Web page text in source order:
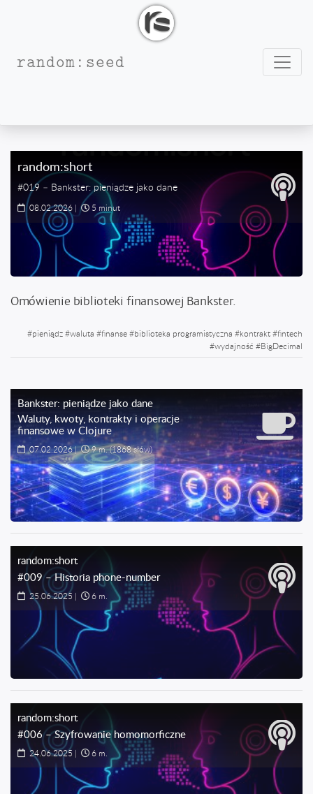
random:seed
random:short
#019 – Bankster: pieniądze jako dane
08.02.2026 | 5 minut
Omówienie biblioteki finansowej Bankster.
#pieniądz#waluta #finanse#biblioteka programistyczna #kontrakt#fintech
#wydajność #BigDecimal
Bankster: pieniądze jako dane
Waluty, kwoty, kontrakty i operacje
finansowe w Clojure
07.02.2026| 9 m.(1868 słów)
random:short
#009 – Historia phone-number
25.06.2025 | 6 m.
random:short
#006 – Szyfrowanie homomorficzne
24.06.2025 | 6 m.